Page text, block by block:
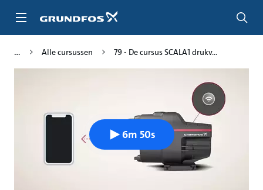
naar
Alle cursussen 79 - De cursus SCALA1 drukv...
6m 50s